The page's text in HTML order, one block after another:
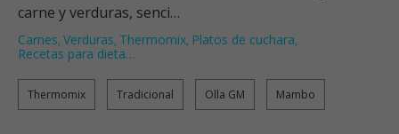
carne y verduras, senci…
Carnes, Verduras, Thermomix, Platos de cuchara,
Recetas para dieta…
Thermomix Tradicional Olla GM Mambo